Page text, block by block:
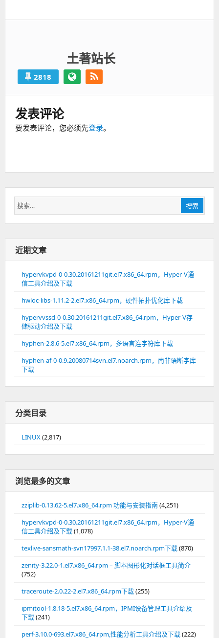
土著站长
2818
发表评论
要发表评论，您必须先登录。
搜
索：
搜索
近期文章
hypervkvpd-0-0.30.20161211git.el7.x86_64.rpm，Hyper-V通
信工具介绍及下载
hwloc-libs-1.11.2-2.el7.x86_64.rpm，硬件拓扑优化库下载
hypervvssd-0-0.30.20161211git.el7.x86_64.rpm，Hyper-V存
储驱动介绍及下载
hyphen-2.8.6-5.el7.x86_64.rpm，多语言连字符库下载
hyphen-af-0-0.9.20080714svn.el7.noarch.rpm，南非语断字库
下载
分类目录
LINUX(2,817)
浏览最多的文章
zziplib-0.13.62-5.el7.x86_64.rpm 功能与安装指南(4,251)
hypervkvpd-0-0.30.20161211git.el7.x86_64.rpm，Hyper-V通
信工具介绍及下载(1,078)
texlive-sansmath-svn17997.1.1-38.el7.noarch.rpm下载(870)
zenity-3.22.0-1.el7.x86_64.rpm – 脚本图形化对话框工具简介
(752)
traceroute-2.0.22-2.el7.x86_64.rpm下载(255)
ipmitool-1.8.18-5.el7.x86_64.rpm，IPMI设备管理工具介绍及
下载(241)
perf-3.10.0-693.el7.x86_64.rpm,性能分析工具介绍及下载(222)